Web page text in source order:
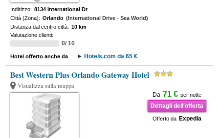
Indirizzo: 8134 International Dr
Città (Zona): Orlando (International Drive - Sea World)
Distanza dal centro città: 10 km
Valutazione clienti:
0/ 10
Hotel offerto anche da Hotels.com da 65 €
Best Western Plus Orlando Gateway Hotel
Visualizza sulla mappa
Da 71 € per notte
Dettagli dell'offerta
Offerto da Expedia